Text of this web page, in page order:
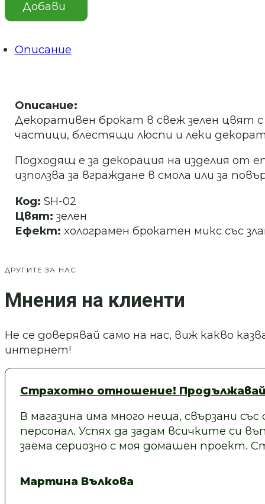
декорация
зелен
микс
–
Добави
Описание
Описание:
Декоративен брокат в свеж зелен цвят
частици, блестящи люспи и леки
Подходящ е за декорация на изделия от
използва за вграждане в смола или за
Код: SH-02
Цвят: зелен
Ефект: холограмен брокатен микс със
ДРУГИТЕ ЗА НАС
Мнения на клиенти
Не се доверявай само на нас, виж какво
интернет!
Страхотно отношение!
В магазина има много неща, свързани
персонал. Успях да задам всичките си
заема сериозно с моя домашен
Мартина Вълкова